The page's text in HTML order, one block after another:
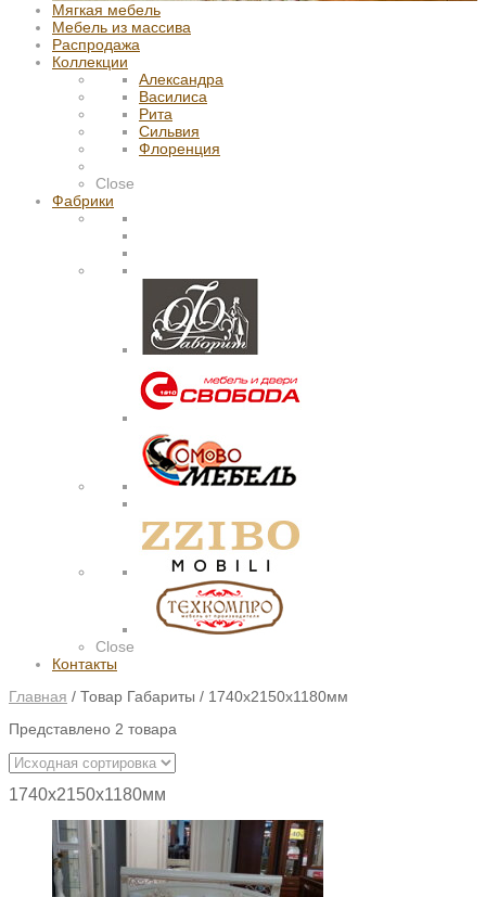
Мягкая мебель
Мебель из массива
Распродажа
Коллекции
Александра
Василиса
Рита
Сильвия
Флоренция
Close
Фабрики
Close
Контакты
Главная / Товар Габариты / 1740х2150х1180мм
Представлено 2 товара
1740х2150х1180мм